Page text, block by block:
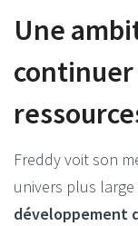
Une
continuer
Freddy voit son
univers plus large
développement